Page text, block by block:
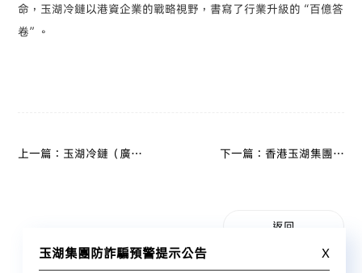
X
玉湖集團防詐騙預警提示公告
命，玉湖冷鏈以港資企業的戰略視野，書寫了行業升級的 “百億答
卷” 。
上一篇：玉湖冷鏈（廣
下一篇：香港玉湖集團董
返回